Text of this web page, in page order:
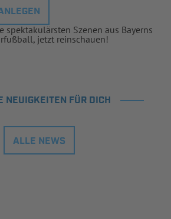
spektakulärsten Szenen aus Bayerns
jetzt reinschauen!
NEUIGKEITEN FÜR DICH
ALLE NEWS